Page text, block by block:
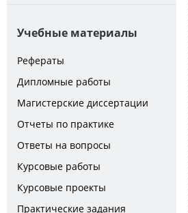
Учебные материалы
Рефераты
Дипломные работы
Магистерские диссертации
Отчеты по практике
Ответы на вопросы
Курсовые работы
Курсовые проекты
Практические задания